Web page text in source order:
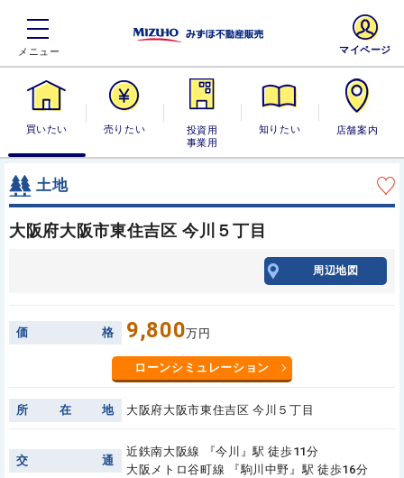
買いたい 売りたい
投資用・事業
用
知りたい 店舗案内
マイページ
土地
大阪府大阪市東住吉区 今川５丁目
周辺地図
価 格 9,800万円
ローンシミュレーション
所 在 地 大阪府大阪市東住吉区 今川５丁目
交 通
近鉄南大阪線 『今川』駅 徒歩11分
大阪メトロ谷町線 『駒川中野』駅 徒歩16分